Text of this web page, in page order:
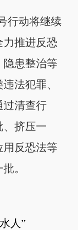
行动将继续
力推进反恐
隐患整治等
法犯罪、
过清查行
、挤压一
用反恐法等
。
人”